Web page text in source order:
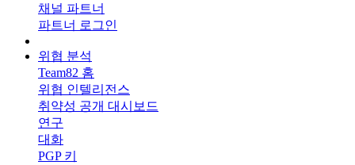
채널 파트너
파트너 로그인
위협 분석
Team82 홈
위협 인텔리전스
취약성 공개 대시보드
연구
대화
PGP 키